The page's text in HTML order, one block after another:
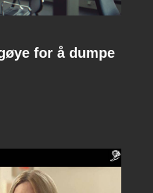
for å dumpe